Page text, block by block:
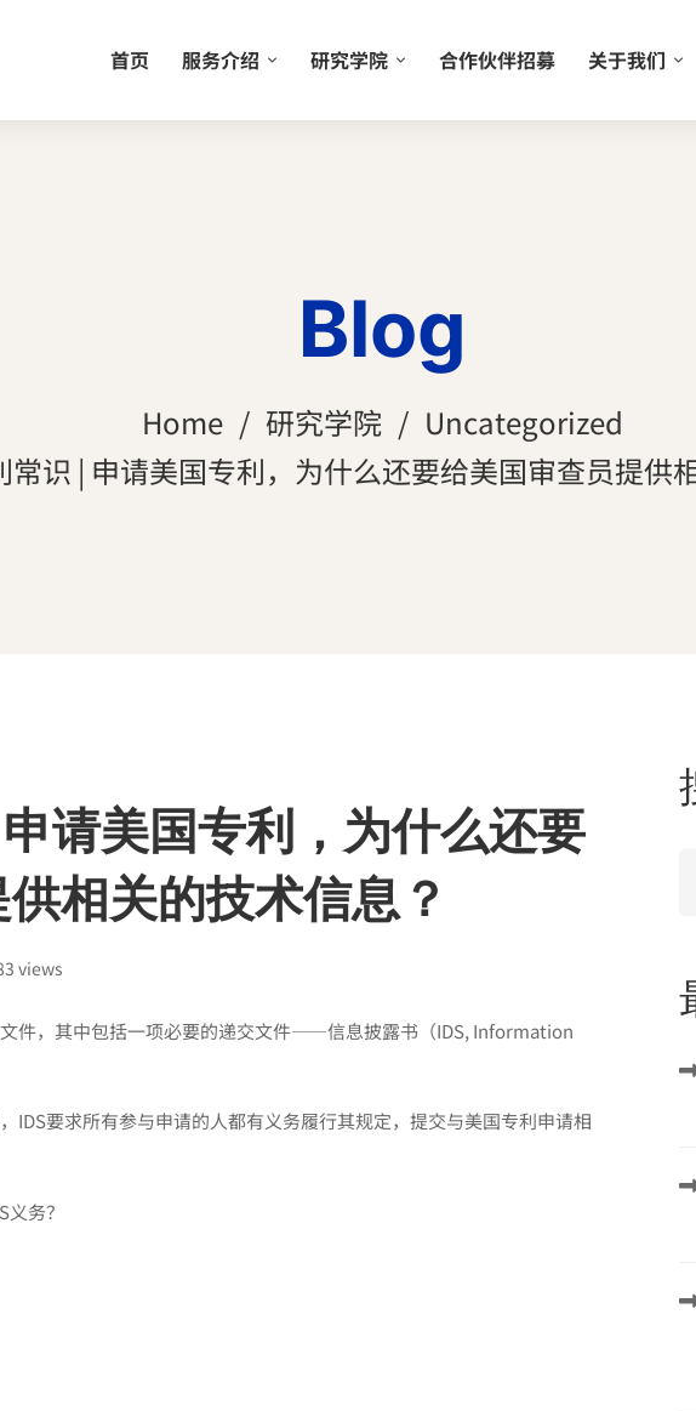
首页 服务介绍 研究学院 合作伙伴招募 关于我们
Blog
Home 研究学院
Uncategorized
常识 | 申请美国专利，为什么还要给美国审查员提供
请美国专利，为什么还要
相关的技术信息？
views
件，其中包括一项必要的递交文件——信息披露书（IDS, Information
IDS要求所有参与申请的人都有义务履行其规定，提交与美国专利申请相
务？